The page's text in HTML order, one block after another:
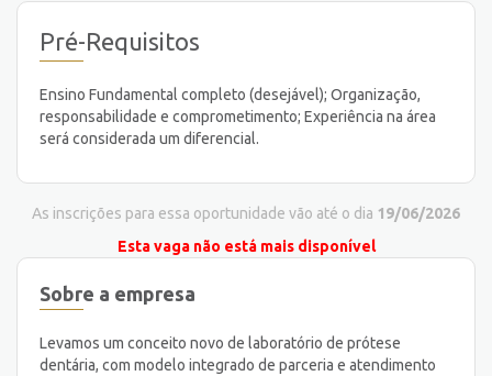
Pré-Requisitos
Ensino Fundamental completo (desejável); Organização,
responsabilidade e comprometimento; Experiência na área
será considerada um diferencial.
As inscrições para essa oportunidade vão até o dia 19/06/2026
Esta vaga não está mais disponível
Sobre a empresa
Levamos um conceito novo de laboratório de prótese
dentária, com modelo integrado de parceria e atendimento